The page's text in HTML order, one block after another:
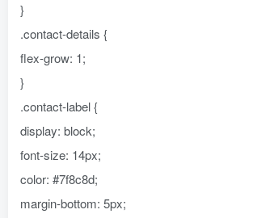
}
.contact-details {
flex-grow: 1;
}
.contact-label {
display: block;
font-size: 14px;
color: #7f8c8d;
margin-bottom: 5px;